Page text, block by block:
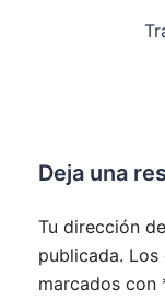
Deja una
Tu dirección
publicada. Los
marcados con